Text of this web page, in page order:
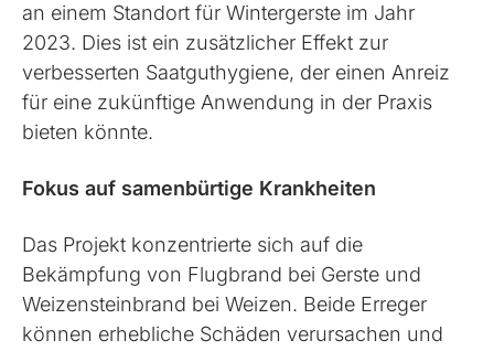
an einem Standort für Wintergerste im Jahr
2023. Dies ist ein zusätzlicher Effekt zur
verbesserten Saatguthygiene, der einen Anreiz
für eine zukünftige Anwendung in der Praxis
bieten könnte.
Fokus auf samenbürtige Krankheiten
Das Projekt konzentrierte sich auf die
Bekämpfung von Flugbrand bei Gerste und
Weizensteinbrand bei Weizen. Beide Erreger
können erhebliche Schäden verursachen und